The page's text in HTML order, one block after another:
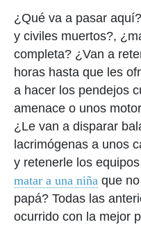
¿Qué va a pasar
y civiles muertos?,
completa? ¿Van a
horas hasta que les
a hacer los pendejos
amenace o unos
¿Le van a disparar
lacrimógenas a unos
y retenerle los
matar a una niña que
papá? Todas las
ocurrido con la mejor